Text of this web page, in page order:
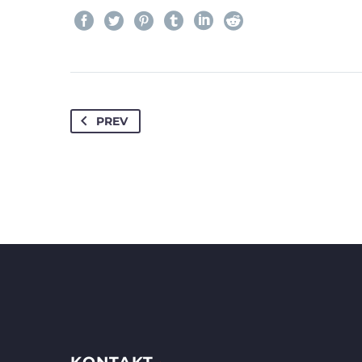
incididunt
PREV